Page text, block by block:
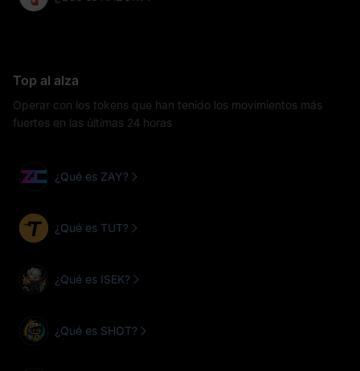
Top al alza
Operar con los tokens que han tenido los movimientos más
fuertes en las últimas 24 horas
¿Qué es ZAY?
¿Qué es TUT?
¿Qué es ISEK?
¿Qué es SHOT?